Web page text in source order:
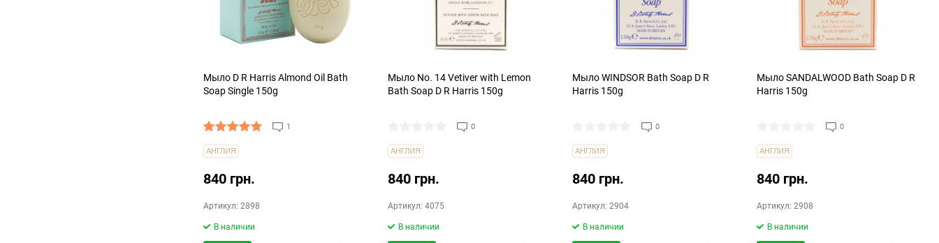
Мыло D R Harris Almond Oil Bath
Soap Single 150g
1
АНГЛИЯ
840 грн.
Артикул: 2898
В наличии
Мыло No. 14 Vetiver with Lemon
Bath Soap D R Harris 150g
0
АНГЛИЯ
840 грн.
Артикул: 4075
В наличии
Мыло WINDSOR Bath Soap D R
Harris 150g
0
АНГЛИЯ
840 грн.
Артикул: 2904
В наличии
Мыло SANDALWOOD Bath Soap D R
Harris 150g
0
АНГЛИЯ
840 грн.
Артикул: 2908
В наличии